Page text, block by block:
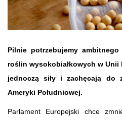
Pilnie potrzebujemy
roślin wysokobiałkowych w Unii
jednoczą siły i zachęcają do
Ameryki Południowej.
Parlament Europejski chce